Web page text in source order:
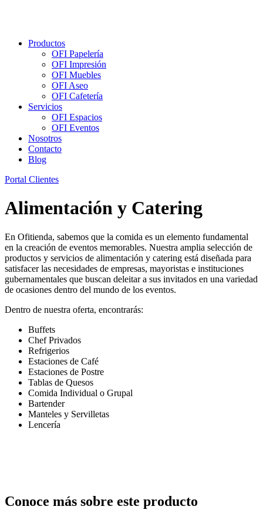
Productos
OFI Papelería
OFI Impresión
OFI Muebles
OFI Aseo
OFI Cafetería
Servicios
OFI Espacios
OFI Eventos
Nosotros
Contacto
Blog
Portal Clientes
Alimentación y Catering
En Ofitienda, sabemos que la comida es un elemento fundamental
en la creación de eventos memorables. Nuestra amplia selección de
productos y servicios de alimentación y catering está diseñada para
satisfacer las necesidades de empresas, mayoristas e instituciones
gubernamentales que buscan deleitar a sus invitados en una variedad
de ocasiones dentro del mundo de los eventos.
Dentro de nuestra oferta, encontrarás:
Buffets
Chef Privados
Refrigerios
Estaciones de Café
Estaciones de Postre
Tablas de Quesos
Comida Individual o Grupal
Bartender
Manteles y Servilletas
Lencería
Conoce más sobre este producto